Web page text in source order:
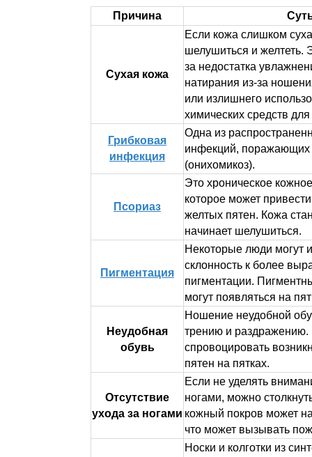
Причина
Сухая кожа
Если кожа слишком
шелушиться и желтеть.
за недостатка
натирания из-за
или излишнего
химических средств
Грибковая
инфекция
Одна из
инфекций,
(онихомикоз).
Псориаз
Это хроническое
которое может
желтых пятен. Кожа
начинает шелушиться.
Пигментация
Некоторые люди могут
склонность к более
пигментации.
могут появляться на
Неудобная
обувь
Ношение неудобной
трению и раздражению.
спровоцировать
пятен на пятках.
Отсутствие
ухода за ногами
Если не уделять
ногами, можно
кожный покров может
что может вызывать
Носки и колготки из